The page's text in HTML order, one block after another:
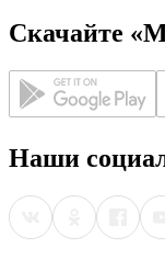
Скачайте
Наши